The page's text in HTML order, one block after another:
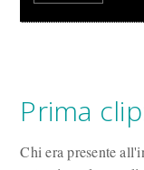
Prima
Chi era presente